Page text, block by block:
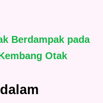
Berdampak pada
Otak